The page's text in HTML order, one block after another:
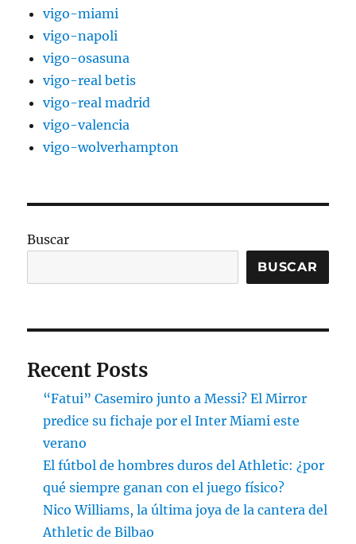
vigo-miami
vigo-napoli
vigo-osasuna
vigo-real betis
vigo-real madrid
vigo-valencia
vigo-wolverhampton
Buscar
BUSCAR
Recent Posts
“Fatui” Casemiro junto a Messi? El Mirror
predice su fichaje por el Inter Miami este
verano
El fútbol de hombres duros del Athletic: ¿por
qué siempre ganan con el juego físico?
Nico Williams, la última joya de la cantera del
Athletic de Bilbao